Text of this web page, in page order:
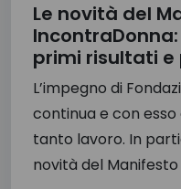
Le novità del
primi risultati
L’impegno di
continua e con
tanto lavoro. In
novità del